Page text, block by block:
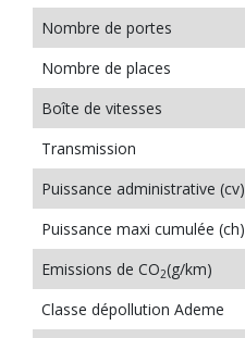
Nombre de portes
Nombre de places
Boîte de vitesses
Transmission
Puissance administrative (cv)
Puissance maxi cumulée (ch)
Emissions de CO2(g/km)
Classe dépollution Ademe